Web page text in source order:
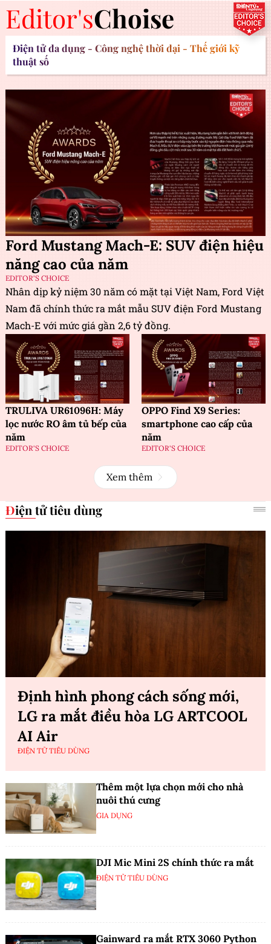
Editor'sChoise
Điện tử đa dụng - Công nghệ thời đại - Thế giới kỹ
thuật số
Ford Mustang Mach-E: SUV điện hiệu
năng cao của năm
EDITOR'S CHOICE
Nhân dịp kỷ niệm 30 năm có mặt tại Việt Nam, Ford Việt
Nam đã chính thức ra mắt mẫu SUV điện Ford Mustang
Mach-E với mức giá gần 2,6 tỷ đồng.
TRULIVA UR61096H: Máy
lọc nước RO âm tủ bếp của
năm
EDITOR'S CHOICE
OPPO Find X9 Series:
smartphone cao cấp của
năm
EDITOR'S CHOICE
Xem thêm
Điện tử tiêu dùng
Định hình phong cách sống mới,
LG ra mắt điều hòa LG ARTCOOL
AI Air
ĐIỆN TỬ TIÊU DÙNG
Thêm một lựa chọn mới cho nhà
nuôi thú cưng
GIA DỤNG
DJI Mic Mini 2S chính thức ra mắt
ĐIỆN TỬ TIÊU DÙNG
Gainward ra mắt RTX 3060 Python